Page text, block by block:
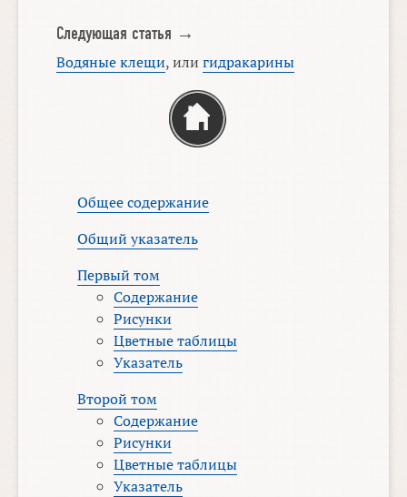
Следующая статья →
Водяные клещи, или гидракарины
Общее содержание
Общий указатель
Первый том
Содержание
Рисунки
Цветные таблицы
Указатель
Второй том
Содержание
Рисунки
Цветные таблицы
Указатель